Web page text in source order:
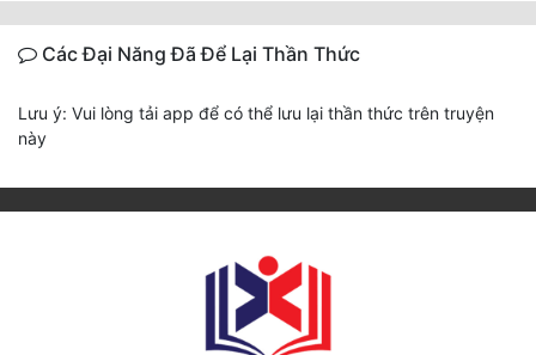
Các Đại Năng Đã Để Lại Thần Thức
Lưu ý: Vui lòng tải app để có thể lưu lại thần thức trên truyện
này